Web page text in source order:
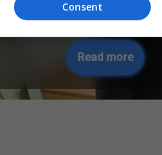
të bëhet
edhe
Read more
Consent